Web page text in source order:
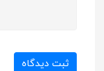
ثبت دیدگاه